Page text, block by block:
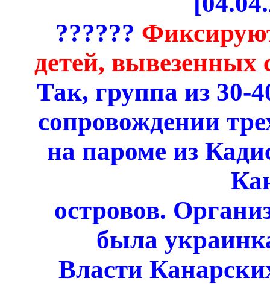
??????
детей,
Так, группа из 30-
сопровождении
на пароме из
островов.
была
Власти